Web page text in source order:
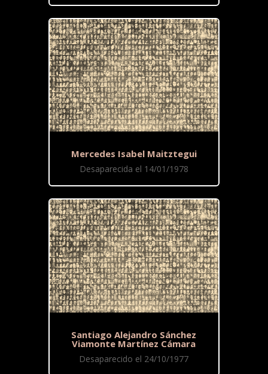
Mercedes Isabel Maitztegui
Desaparecida el 14/01/1978
Santiago Alejandro Sánchez
Viamonte Martínez Cámara
Desaparecido el 24/10/1977